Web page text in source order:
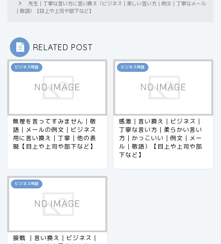
先生｜丁寧な言い方に言い換え（ビジネス｜美しい言い方｜例文｜丁寧なメール
｜敬語）【目上や上司や部下など】
RELATED POST
ビジネス用語
無理を言ってすみません｜敬
語｜メールの例文｜ビジネス
用に言い換え｜丁寧｜他の表
現【目上や上司や部下など】
ビジネス用語
感激｜言い換え｜ビジネス｜
丁寧な言い方｜柔らかい言い
方｜かっこいい｜例文｜メー
ル｜敬語）【目上や上司や部
下など】
ビジネス用語
接戦 ｜言い換え｜ビジネス｜